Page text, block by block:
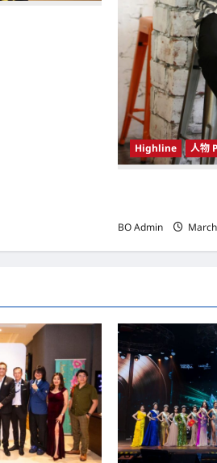
Highline 人物
BO Admin